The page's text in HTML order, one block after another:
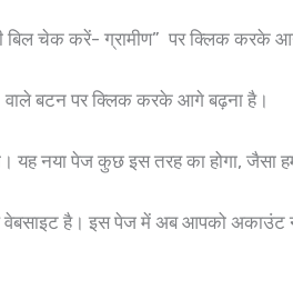
बिल चेक करें- ग्रामीण” पर क्लिक करके
वाले बटन पर क्लिक करके आगे बढ़ना है।
नया पेज कुछ इस तरह का होगा, जैसा
वेबसाइट है। इस पेज में अब आपको